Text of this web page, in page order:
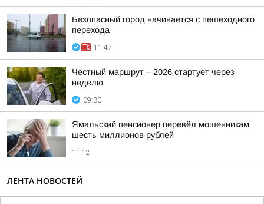
Безопасный город начинается с пешеходного
перехода
11:47
Честный маршрут – 2026 стартует через
неделю
09:30
Ямальский пенсионер перевёл мошенникам
шесть миллионов рублей
11:12
ЛЕНТА НОВОСТЕЙ